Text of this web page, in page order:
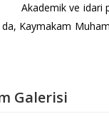
ve idari
Kaymakam
Galerisi